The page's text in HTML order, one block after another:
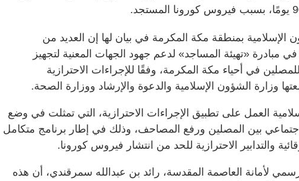
الإسلامية بمنطقة مكة المكرمة في بيان لها إن العديد من
مبادرة «تهيئة المساجد» لدعم جهود الجهات المعنية لتجهيز
في أحياء مكة المكرمة، وفقًا للإجراءات الاحترازية
وزارة الشؤون الإسلامية والدعوة والإرشاد ووزارة الصحة.
العمل على تطبيق الإجراءات الاحترازية، التي تمثلت في وضع
بين المصلين ورفع المصاحف، وذلك في إطار برنامج متكامل
والتدابير الاحترازية للحد من انتشار فيروس كورونا.
لأمانة العاصمة المقدسة، رائد بن عبدالله سمرقندي، أن هذه